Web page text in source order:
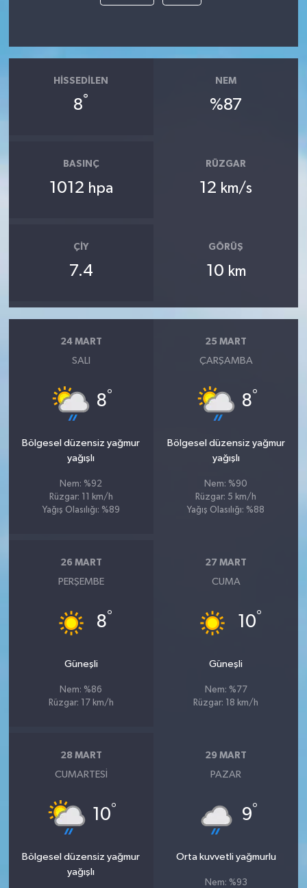
HISSEDILEN
8°
NEM
%87
BASINÇ
1012 hpa
RÜZGAR
12 km/s
ÇIY
7.4
GÖRÜŞ
10 km
24 MART
SALI
8°
Bölgesel düzensiz yağmur
yağışlı
Nem: %92
Rüzgar: 11 km/h
Yağış Olasılığı: %89
25 MART
ÇARŞAMBA
8°
Bölgesel düzensiz yağmur
yağışlı
Nem: %90
Rüzgar: 5 km/h
Yağış Olasılığı: %88
26 MART
PERŞEMBE
8°
Güneşli
Nem: %86
Rüzgar: 17 km/h
27 MART
CUMA
10°
Güneşli
Nem: %77
Rüzgar: 18 km/h
28 MART
CUMARTESI
10°
Bölgesel düzensiz yağmur
yağışlı
29 MART
PAZAR
9°
Orta kuvvetli yağmurlu
Nem: %93